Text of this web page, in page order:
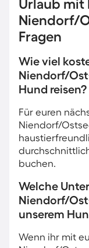
Urlaub mit
Niendorf/
Fragen
Wie viel
Niendorf/
Hund reisen?
Für euren
Niendorf/
buchen.
Welche
Niendorf/
unserem
Wenn ihr mit